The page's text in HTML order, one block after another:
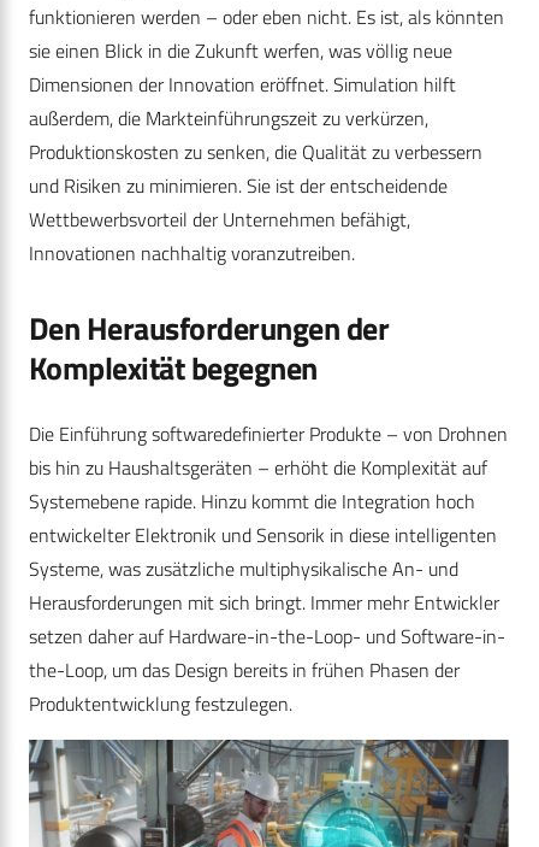
funktionieren werden – oder eben nicht. Es ist, als könnten
sie einen Blick in die Zukunft werfen, was völlig neue
Dimensionen der Innovation eröffnet. Simulation hilft
außerdem, die Markteinführungszeit zu verkürzen,
Produktionskosten zu senken, die Qualität zu verbessern
und Risiken zu minimieren. Sie ist der entscheidende
Wettbewerbsvorteil der Unternehmen befähigt,
Innovationen nachhaltig voranzutreiben.
Den Herausforderungen der
Komplexität begegnen
Die Einführung softwaredefinierter Produkte – von Drohnen
bis hin zu Haushaltsgeräten – erhöht die Komplexität auf
Systemebene rapide. Hinzu kommt die Integration hoch
entwickelter Elektronik und Sensorik in diese intelligenten
Systeme, was zusätzliche multiphysikalische An- und
Herausforderungen mit sich bringt. Immer mehr Entwickler
setzen daher auf Hardware-in-the-Loop- und Software-in-
the-Loop, um das Design bereits in frühen Phasen der
Produktentwicklung festzulegen.